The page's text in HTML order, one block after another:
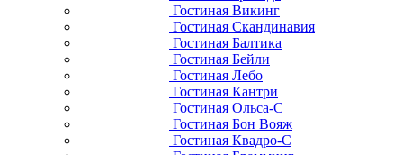
Гостиная Викинг
Гостиная Скандинавия
Гостиная Балтика
Гостиная Бейли
Гостиная Лебо
Гостиная Кантри
Гостиная Ольса-С
Гостиная Бон Вояж
Гостиная Квадро-С